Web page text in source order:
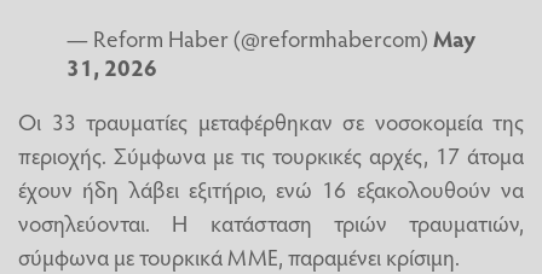
— Reform Haber (@reformhabercom)May
31, 2026
Οι 33 τραυματίες μεταφέρθηκαν σε νοσοκομεία της
περιοχής. Σύμφωνα με τις τουρκικές αρχές, 17 άτομα
έχουν ήδη λάβει εξιτήριο, ενώ 16 εξακολουθούν να
νοσηλεύονται. Η κατάσταση τριών τραυματιών,
σύμφωνα με τουρκικά ΜΜΕ, παραμένει κρίσιμη.